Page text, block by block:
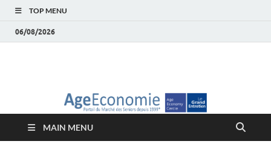
TOP MENU
06/08/2026
économie – Marché
des Seniors
MAIN MENU